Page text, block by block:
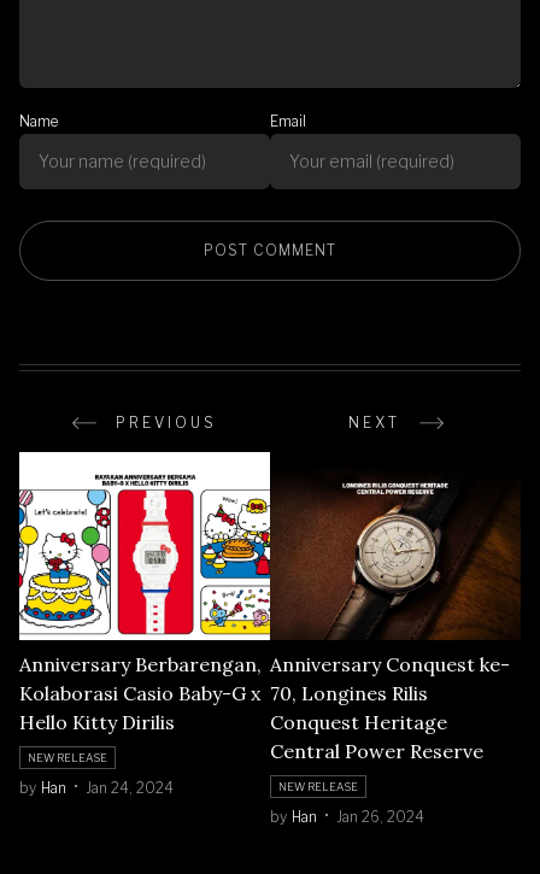
Name Email
PREVIOUS NEXT
Anniversary Berbarengan,
Kolaborasi Casio Baby-G x
Hello Kitty Dirilis
NEW RELEASE
by Han Jan 24, 2024
Anniversary Conquest ke-
70, Longines Rilis
Conquest Heritage
Central Power Reserve
NEW RELEASE
by Han Jan 26, 2024